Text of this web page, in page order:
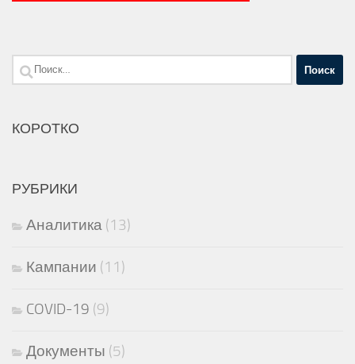
Найти:
КОРОТКО
РУБРИКИ
Аналитика (13)
Кампании (11)
COVID-19 (9)
Документы (5)